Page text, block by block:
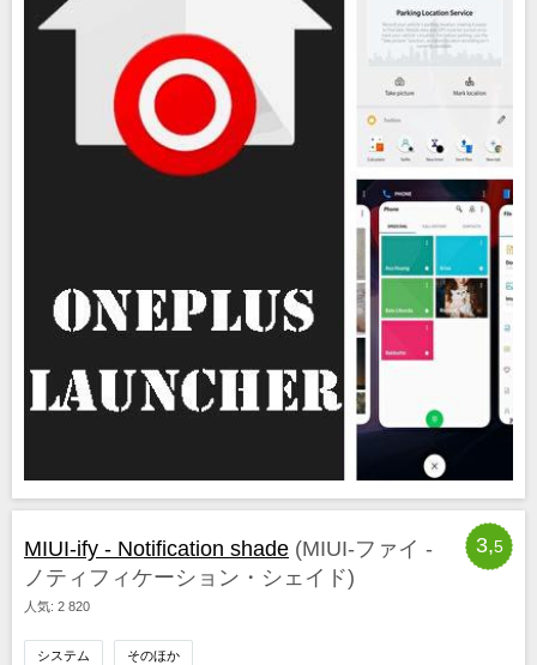
3,5
MIUI-ify - Notification shade (MIUI-ファイ -
ノティフィケーション・シェイド)
人気: 2 820
システム そのほか